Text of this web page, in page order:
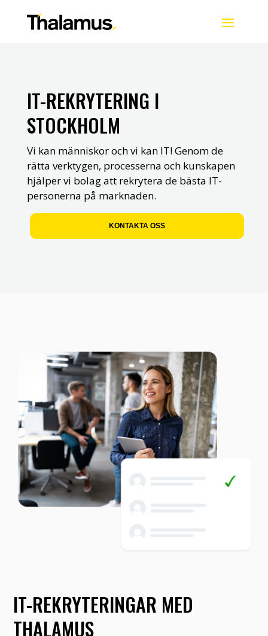
IT-REKRYTERING I
STOCKHOLM
Vi kan människor och vi kan IT! Genom de
rätta verktygen, processerna och kunskapen
hjälper vi bolag att rekrytera de bästa IT-
personerna på marknaden.
KONTAKTA OSS
IT-REKRYTERINGAR MED
THALAMUS